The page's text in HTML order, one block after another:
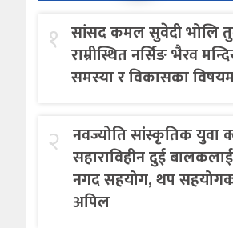
१ सांसद कमल सुवेदी भोलि
राम्रीस्थित नर्सिङ भैरव
समस्या र विकासका
२ नवज्योति सांस्कृतिक युवा
सहाराविहीन दुई बालकलाई
नगद सहयोग, थप
अपिल